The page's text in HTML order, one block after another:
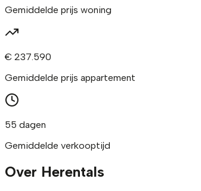
Gemiddelde prijs woning
€ 237.590
Gemiddelde prijs appartement
55 dagen
Gemiddelde verkooptijd
Over Herentals